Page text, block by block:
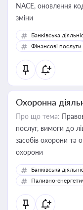
NACE, оновлення
зміни
Банківська
Фінансові послуги
Охоронна
Про що тема:
послуг, вимоги до
засобів охорони та
охорони
Банківська
Паливно-